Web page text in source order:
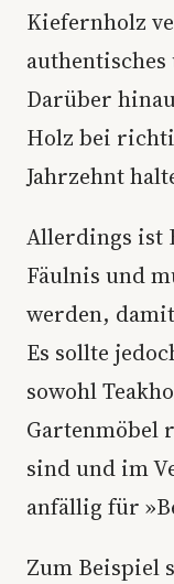
Kiefernholz
Darüber
Holz bei
Jahrzehnt
Allerdings ist
Fäulnis und
werden,
Es sollte
sowohl
Gartenmöbel
sind und im
anfällig für
Zum Beispiel